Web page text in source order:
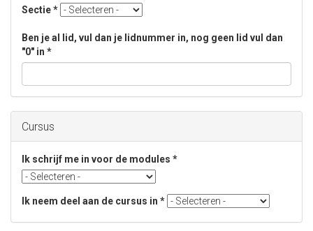
Sectie*
Ben je al lid, vul dan je lidnummer in, nog geen lid vul dan
"0" in *
Cursus
Ik schrijf me in voor de modules *
Ik neem deel aan de cursus in *